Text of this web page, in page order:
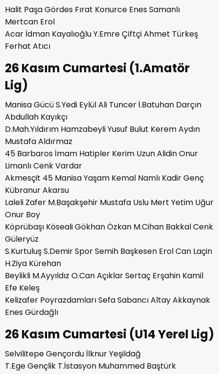
Halit Paşa Gördes Fırat Konurce Enes Samanlı
Mertcan Erol
Acar İdman Kayalıoğlu Y.Emre Çiftçi Ahmet Türkeş
Ferhat Atıcı
26 Kasım Cumartesi (1.Amatör
Lig)
Manisa Gücü S.Yedi Eylül Ali Tuncer İ.Batuhan Darçın
Abdullah Kayıkçı
D.Mah.Yıldırım Hamzabeyli Yusuf Bulut Kerem Aydın
Mustafa Aldırmaz
45 Barbaros İmam Hatipler Kerim Uzun Alidin Onur
Limanlı Cenk Vardar
Akmesçit 45 Manisa Yaşam Kemal Namlı Kadir Genç
Kübranur Akarsu
Laleli Zafer M.Başakşehir Mustafa Uslu Mert Yetim Uğur
Onur Boy
Köprübaşı Köseali Gökhan Özkan M.Cihan Bakkal Cenk
Güleryüz
S.Kurtuluş S.Demir Spor Semih Başkesen Erol Can Laçin
H.Ziya Kürehan
Beylikli M.Ayyıldız O.Can Açıklar Sertaç Erşahin Kamil
Efe Keleş
Kelizafer Poyrazdamları Sefa Sabancı Altay Akkaynak
Enes Gürdağlı
26 Kasım Cumartesi (U14 Yerel Lig)
Selvilitepe Gençordu İlknur Yeşildağ
T.Ege Gençlik T.İstasyon Muhammed Baştürk